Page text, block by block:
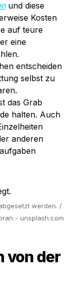
und diese
Kosten
auf teure
eine
entscheiden
selbst zu
das Grab
halten. Auch
anderen
werden. /
- unsplash.com
von der